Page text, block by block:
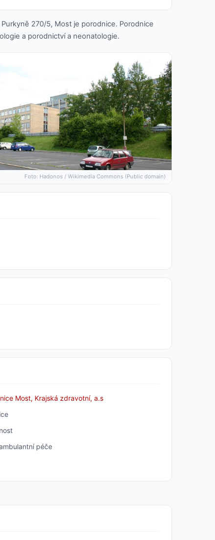
270/5, Most je porodnice. Porodnice
a porodnictví a neonatologie.
Foto: Hadonos / Wikimedia Commons (Public domain)
Most, Krajská zdravotní, a.s
péče